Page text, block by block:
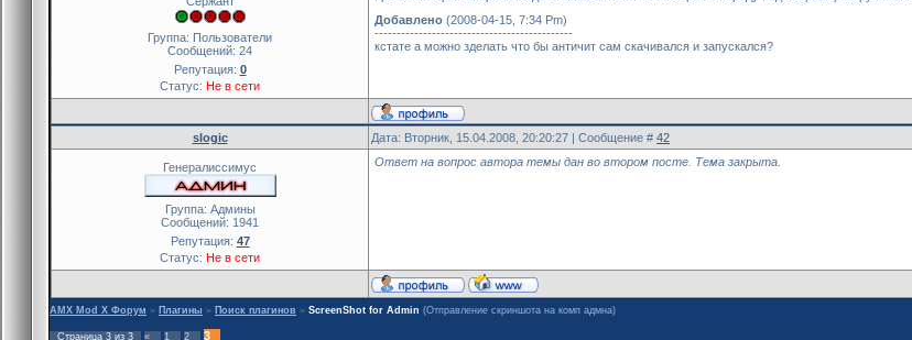
Группа: Пользователи
Сообщений: 24
Репутация: 0
Статус: Не в сети
Добавлено (2008-04-15, 7:34 Pm)
---------------------------------------------
кстате а можно зделать что бы античит сам скачивался и запускался?
slogic Дата: Вторник, 15.04.2008, 20:20:27 | Сообщение # 42
Генералиссимус
Группа: Админы
Сообщений: 1941
Репутация: 47
Статус: Не в сети
Ответ на вопрос автора темы дан во втором посте. Тема закрыта.
AMX Mod X Форум » Плагины » Поиск плагинов » ScreenShot for Admin (Отправление скриншота на комп адмна)
Страница 3 из 3 « 1 2 3